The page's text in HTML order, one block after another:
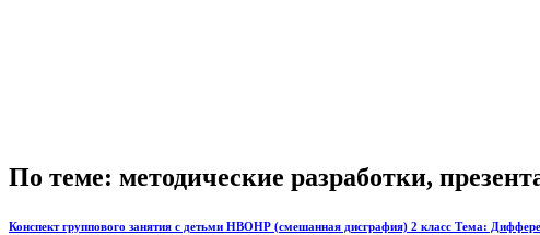
По теме: методические разработки,
Конспект группового занятия с детьми НВОНР (смешанная дисграфия) 2 класс Тема: